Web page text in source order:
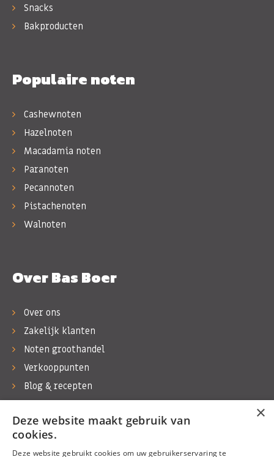
Snacks
Bakproducten
Populaire noten
Cashewnoten
Hazelnoten
Macadamia noten
Paranoten
Pecannoten
Pistachenoten
Walnoten
Over Bas Boer
Over ons
Zakelijk klanten
Noten groothandel
Verkooppunten
Blog & recepten
Werken bij Bas Boer Noten
Contact
×
Deze website maakt gebruik van
cookies.
Deze website gebruikt cookies om uw gebruikerservaring te